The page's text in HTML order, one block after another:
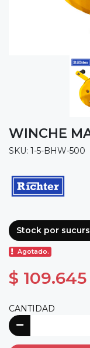
WINCHE
SKU: 1-5-BHW-500
Stock por
Agotado.
$ 109.645
CANTIDAD